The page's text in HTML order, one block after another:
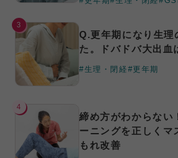
3
Q.更年期になり生理
た。ドバドバ大出血
#生理・閉経 #更年期
4
締め方がわからない
ーニングを正しくマ
もれ改善